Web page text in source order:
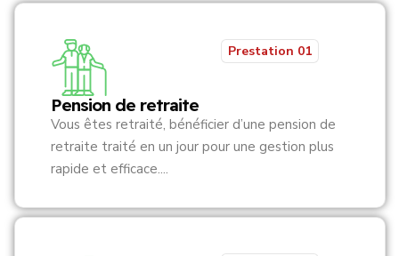
Pension de retraite
Prestation 01
Vous êtes retraité, bénéficier d’une pension de
retraite traité en un jour pour une gestion plus
rapide et efficace....